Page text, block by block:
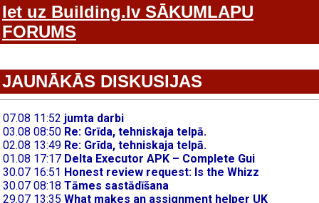
Iet uz Building.lv SĀKUMLAPU
FORUMS
JAUNĀKĀS DISKUSIJAS